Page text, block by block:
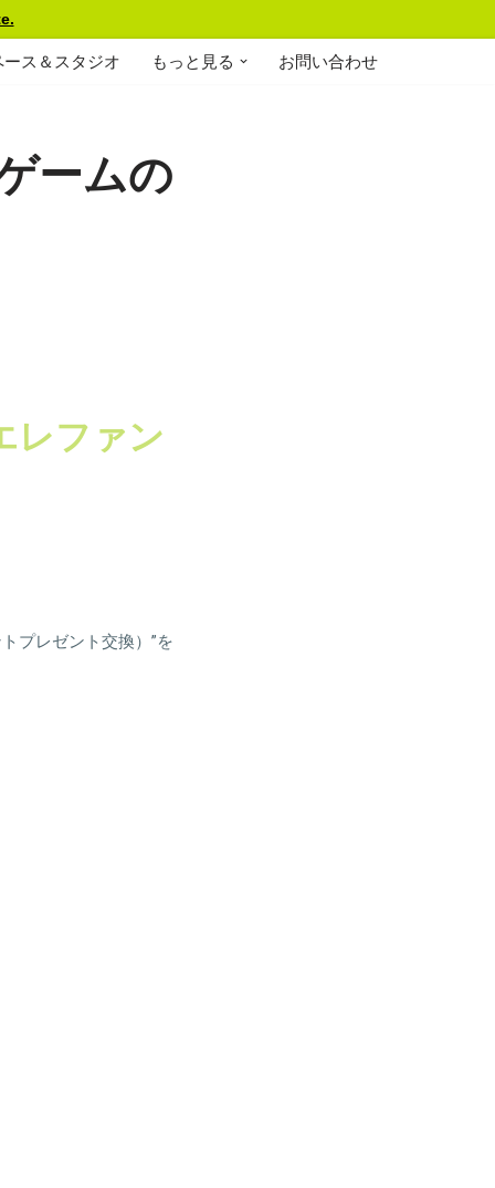
ース＆スタジオ もっと見る お問い合わせ
ームの
レファン
プレゼント交換）”を